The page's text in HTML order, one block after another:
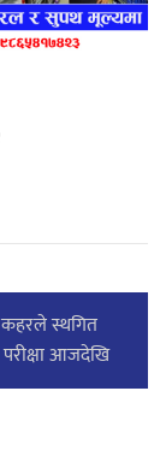
कहरले स्थगित
आजदेखि